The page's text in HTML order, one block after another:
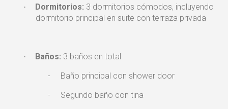
· Dormitorios: 3 dormitorios cómodos, incluyendo
dormitorio principal en suite con terraza privada
· Baños: 3 baños en total
-
Baño principal con shower door
-
Segundo baño con tina